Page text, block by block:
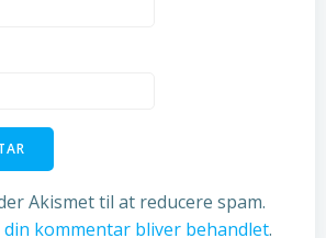
Akismet til at reducere spam.
kommentar bliver behandlet.